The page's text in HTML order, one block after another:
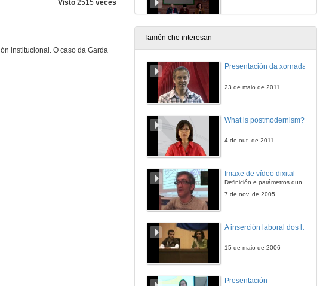
Visto 2515 veces
institucional. O caso da Garda
Urbanidade e relacións humanas para unha sociedade crispada
10 de abr. de 2014
10 de abr. de 2014
10 de abr. de 2014
Tamén che interesan
Presentación da xornada
23 de maio de 2011
What is postmodernism?
4 de out. de 2011
Imaxe de vídeo dixital
Definición e parámetros dunha imaxe dixital. Resolución e Aspecto. Profundidade da cor. Compresión. Frame por segundo. Entrelazado. Campos, cadros
7 de nov. de 2005
15 de maio de 2006
Presentación